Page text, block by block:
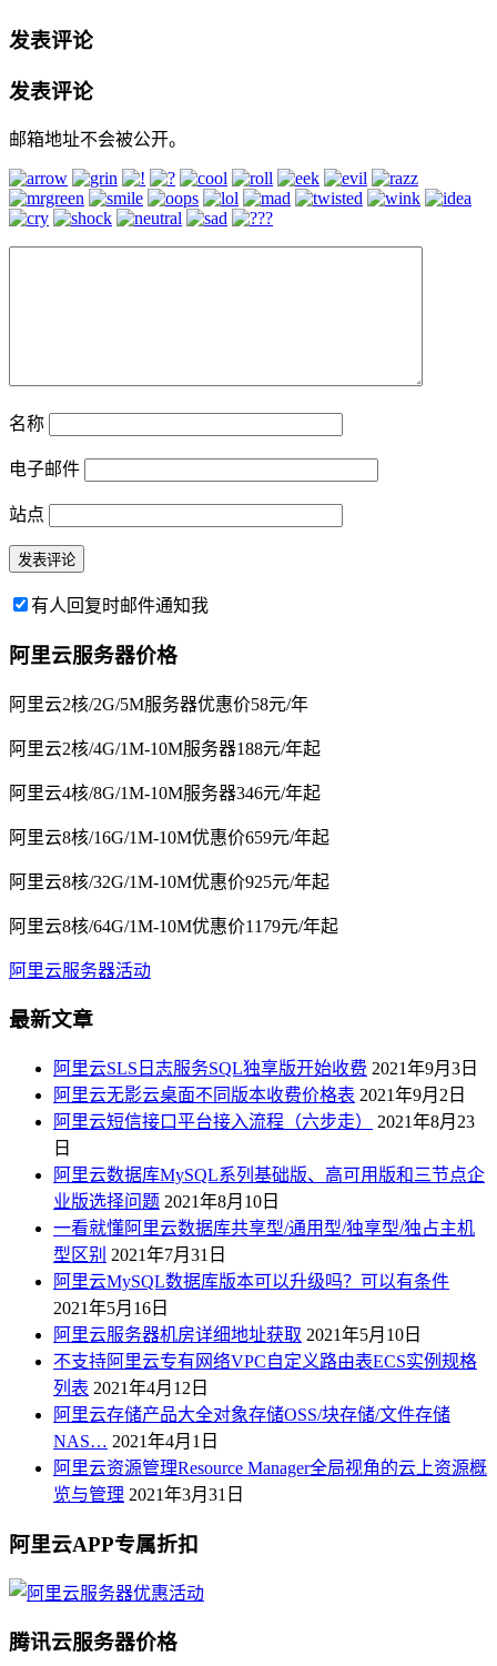
发表评论
发表评论
邮箱地址不会被公开。
名称
电子邮件
站点
有人回复时邮件通知我
阿里云服务器价格
阿里云2核/2G/5M服务器优惠价58元/年
阿里云2核/4G/1M-10M服务器188元/年起
阿里云4核/8G/1M-10M服务器346元/年起
阿里云8核/16G/1M-10M优惠价659元/年起
阿里云8核/32G/1M-10M优惠价925元/年起
阿里云8核/64G/1M-10M优惠价1179元/年起
阿里云服务器活动
最新文章
阿里云SLS日志服务SQL独享版开始收费 2021年9月3日
阿里云无影云桌面不同版本收费价格表 2021年9月2日
阿里云短信接口平台接入流程（六步走）
2021年8月23
日
阿里云数据库MySQL系列基础版、高可用版和三节点企
业版选择问题 2021年8月10日
一看就懂阿里云数据库共享型/通用型/独享型/独占主机
型区别 2021年7月31日
阿里云MySQL数据库版本可以升级吗？可以有条件
2021年5月16日
阿里云服务器机房详细地址获取 2021年5月10日
不支持阿里云专有网络VPC自定义路由表ECS实例规格
列表 2021年4月12日
阿里云存储产品大全对象存储OSS/块存储/文件存储
NAS… 2021年4月1日
阿里云资源管理Resource Manager全局视角的云上资源概
览与管理 2021年3月31日
阿里云APP专属折扣
腾讯云服务器价格